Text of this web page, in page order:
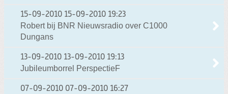
15-09-2010 15-09-2010 19:23
Robert bij BNR Nieuwsradio over C1000
Dungans
13-09-2010 13-09-2010 19:13
Jubileumborrel PerspectieF
07-09-2010 07-09-2010 16:27